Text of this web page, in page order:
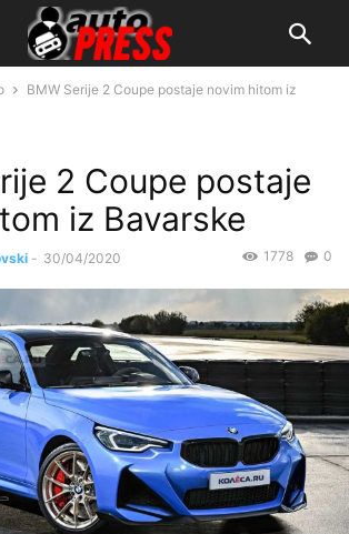
BMW Serije 2 Coupe postaje novim hitom iz
2 Coupe postaje
iz Bavarske
- 30/04/2020 0
1778